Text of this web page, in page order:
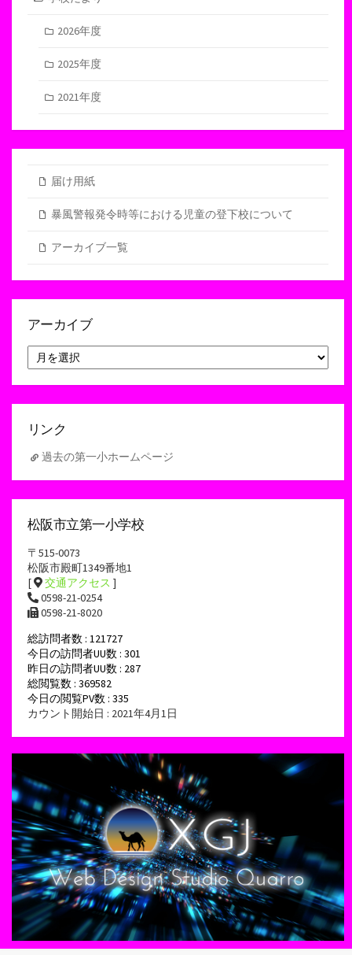
2026年度
2025年度
2021年度
届け用紙
暴風警報発令時等における児童の登下校について
アーカイブ一覧
アーカイブ
ー
カ
リンク
過去の第一小ホームページ
松阪市立第一小学校
〒515-0073
松阪市殿町1349番地1
[
交通アクセス ]
0598-21-0254
0598-21-8020
総訪問者数 : 121727
今日の訪問者UU数 : 301
昨日の訪問者UU数 : 287
総閲覧数 : 369582
今日の閲覧PV数 : 335
カウント開始日 : 2021年4月1日